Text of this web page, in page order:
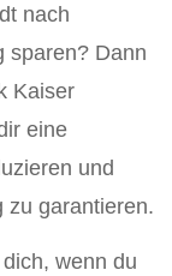
nach
sparen? Dann
Kaiser
eine
und
zu garantieren.
wenn du